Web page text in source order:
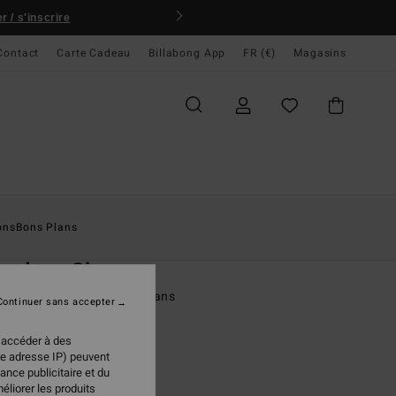
/ s'inscrire
Carte Cadeau Billabong App FR (€) Magasins
Bons Plans
Shore
zippée Noir Garçon 8-16 ans
50%
à des
adresse IP) peuvent
publicitaire et du
les produits
sans accepter